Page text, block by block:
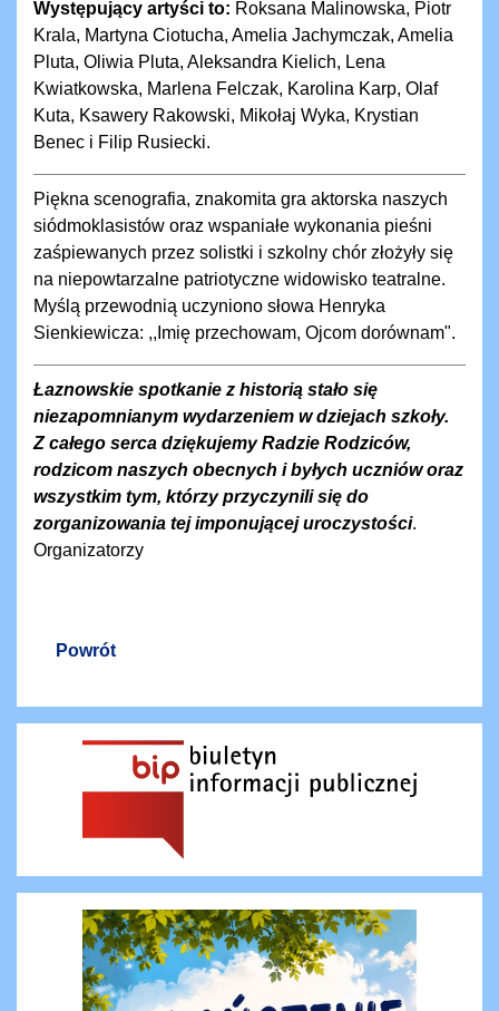
Występujący artyści to: Roksana Malinowska, Piotr
Krala, Martyna Ciotucha, Amelia Jachymczak, Amelia
Pluta, Oliwia Pluta, Aleksandra Kielich, Lena
Kwiatkowska, Marlena Felczak, Karolina Karp, Olaf
Kuta, Ksawery Rakowski, Mikołaj Wyka, Krystian
Benec i Filip Rusiecki.
Piękna scenografia, znakomita gra aktorska naszych
siódmoklasistów oraz wspaniałe wykonania pieśni
zaśpiewanych przez solistki i szkolny chór złożyły się
na niepowtarzalne patriotyczne widowisko teatralne.
Myślą przewodnią uczyniono słowa Henryka
Sienkiewicza: ,,Imię przechowam, Ojcom dorównam".
Łaznowskie spotkanie z historią stało się
niezapomnianym wydarzeniem w dziejach szkoły.
Z całego serca dziękujemy Radzie Rodziców,
rodzicom naszych obecnych i byłych uczniów oraz
wszystkim tym, którzy przyczynili się do
zorganizowania tej imponującej uroczystości.
Organizatorzy
Powrót